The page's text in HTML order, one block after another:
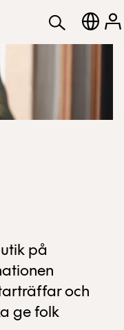
på
och
ge folk